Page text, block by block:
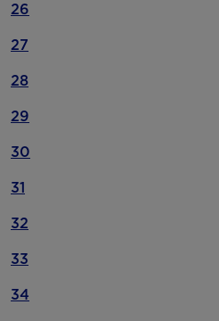
26
27
28
29
30
31
32
33
34